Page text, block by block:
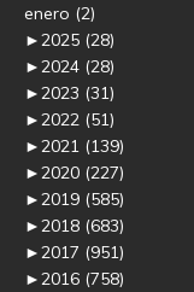
enero (2)
►2025 (28)
►2024 (28)
►2023 (31)
►2022 (51)
►2021 (139)
►2020 (227)
►2019 (585)
►2018 (683)
►2017 (951)
►2016 (758)